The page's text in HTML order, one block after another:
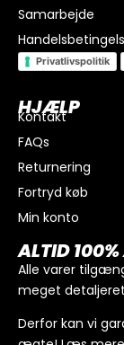
I alt
Køb for
Samarbejde
Privatlivspolitik
HJÆLP
Kontakt
FAQs
Returnering
Fortryd køb
Min konto
ALTID
Alle varer
meget
Derfor kan vi